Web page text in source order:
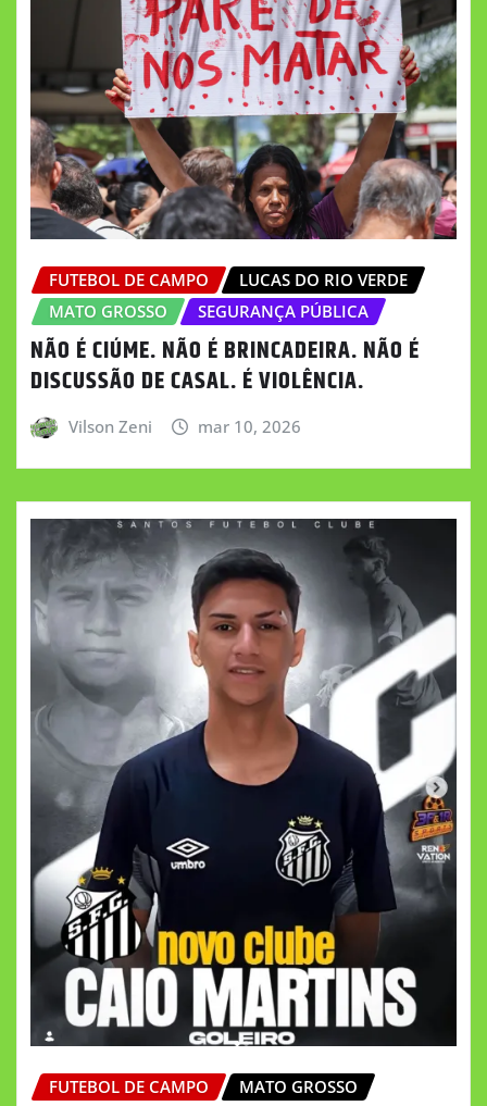
FUTEBOL DE CAMPO
LUCAS DO RIO VERDE
MATO GROSSO
SEGURANÇA PÚBLICA
NÃO É CIÚME. NÃO É BRINCADEIRA. NÃO É
DISCUSSÃO DE CASAL. É VIOLÊNCIA.
Vilson Zeni mar 10, 2026
FUTEBOL DE CAMPO MATO GROSSO